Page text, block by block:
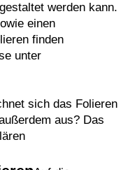
werden kann.
einen
finden
unter
sich das Folieren
aus? Das